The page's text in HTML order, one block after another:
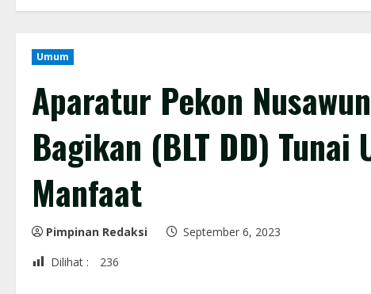
Umum
Aparatur Pekon
Bagikan (BLT DD)
Manfaat
Pimpinan Redaksi
September 6, 2023
Dilihat :
236